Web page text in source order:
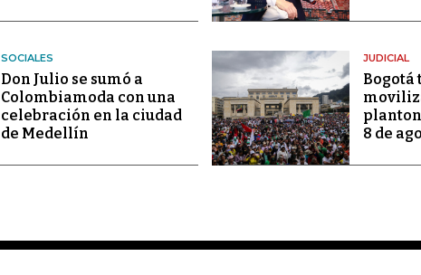
SOCIALES
Don Julio se sumó a
Colombiamoda con una
celebración en la ciudad
de Medellín
JUDICIAL
Bogotá
8 de